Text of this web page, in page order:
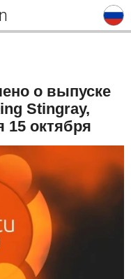
о выпуске
Stingray,
15 октября